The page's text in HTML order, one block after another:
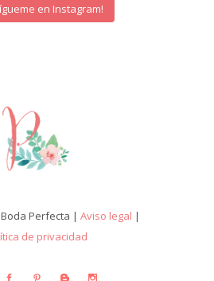
en Instagram!
Perfecta | Aviso legal |
de privacidad